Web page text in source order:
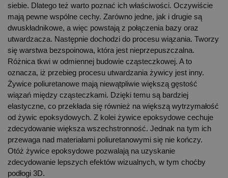
siebie. Dlatego też warto poznać ich właściwości. Oczywiście
mają pewne wspólne cechy. Zarówno jedne, jak i drugie są
dwuskładnikowe, a więc powstają z połączenia bazy oraz
utwardzacza. Następnie dochodzi do procesu wiązania. Tworzy
się warstwa bezspoinowa, która jest nieprzepuszczalna.
Różnica tkwi w odmiennej budowie cząsteczkowej. A to
oznacza, iż przebieg procesu utwardzania żywicy jest inny.
Żywice poliuretanowe mają niewątpliwie większą gęstość
wiązań między cząsteczkami. Dzięki temu są bardziej
elastyczne, co przekłada się również na większą wytrzymałość
od żywic epoksydowych. Z kolei żywice epoksydowe cechuje
zdecydowanie większa wszechstronność. Jednak na tym ich
przewaga nad materiałami poliuretanowymi się nie kończy.
Otóż żywice epoksydowe pozwalają na uzyskanie
zdecydowanie lepszych efektów wizualnych, w tym choćby
podłogi 3D.